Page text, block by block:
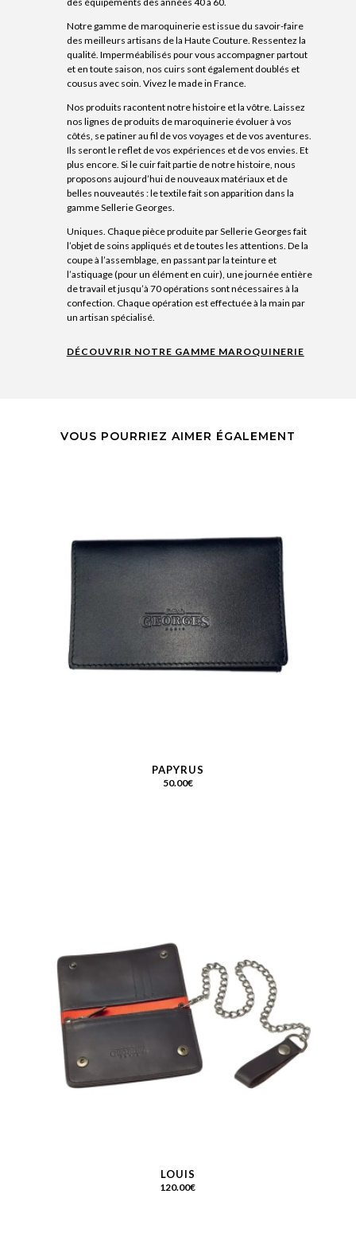
Notre gamme de maroquinerie est issue du savoir-faire
des meilleurs artisans de la Haute Couture. Ressentez la
qualité. Imperméabilisés pour vous accompagner partout
et en toute saison, nos cuirs sont également doublés et
cousus avec soin. Vivez le made in France.
Nos produits racontent notre histoire et la vôtre. Laissez
nos lignes de produits de maroquinerie évoluer à vos
côtés, se patiner au fil de vos voyages et de vos aventures.
Ils seront le reflet de vos expériences et de vos envies. Et
plus encore. Si le cuir fait partie de notre histoire, nous
proposons aujourd’hui de nouveaux matériaux et de
belles nouveautés : le textile fait son apparition dans la
gamme Sellerie Georges.
Uniques. Chaque pièce produite par Sellerie Georges fait
l’objet de soins appliqués et de toutes les attentions. De la
coupe à l’assemblage, en passant par la teinture et
l’astiquage (pour un élément en cuir), une journée entière
de travail et jusqu’à 70 opérations sont nécessaires à la
confection. Chaque opération est effectuée à la main par
un artisan spécialisé.
DÉCOUVRIR NOTRE GAMME MAROQUINERIE
VOUS POURRIEZ AIMER ÉGALEMENT
PAPYRUS
50.00€
LOUIS
120.00€